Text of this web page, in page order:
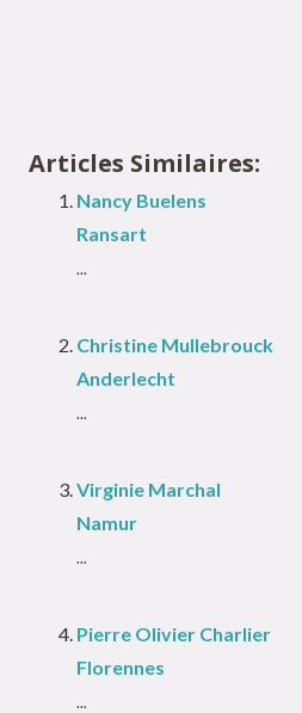
Articles Similaires:
Nancy Buelens
Ransart
...
Christine Mullebrouck
Anderlecht
...
Virginie Marchal
Namur
...
Pierre Olivier Charlier
Florennes
...